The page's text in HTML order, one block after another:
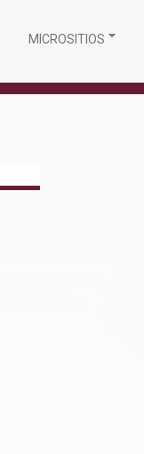
MICROSITIOS